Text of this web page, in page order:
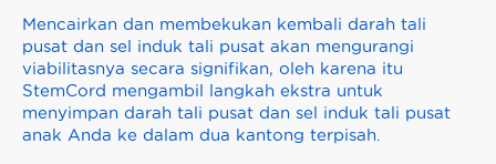
Mencairkan dan membekukan kembali darah tali
pusat dan sel induk tali pusat akan mengurangi
viabilitasnya secara signifikan, oleh karena itu
StemCord mengambil langkah ekstra untuk
menyimpan darah tali pusat dan sel induk tali pusat
anak Anda ke dalam dua kantong terpisah.